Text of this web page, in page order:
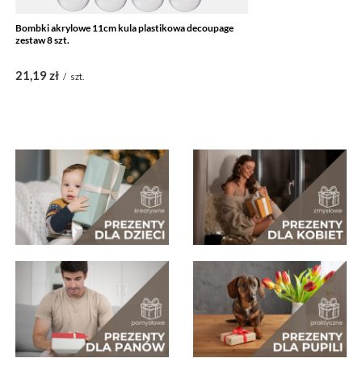
Bombki akrylowe 11cm kula plastikowa decoupage
zestaw 8 szt.
21,19 zł / szt.